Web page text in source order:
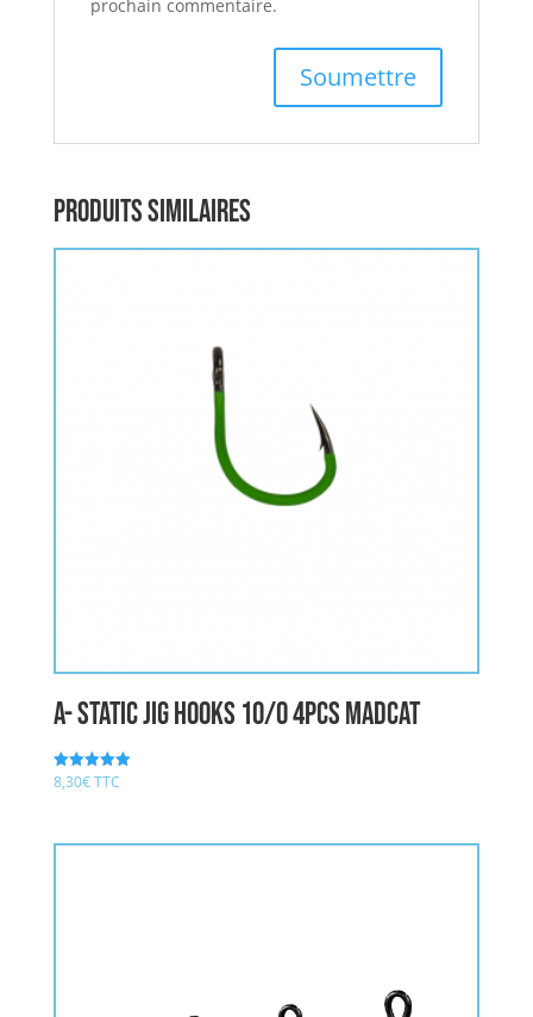
prochain commentaire.
Produits similaires
A- STATIC JIG HOOKS 10/0 4pcs MADCAT
Note
5.00
8,30€TTC